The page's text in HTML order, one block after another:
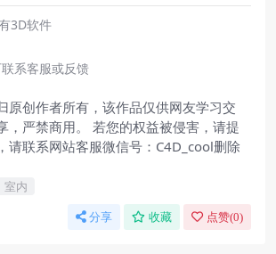
3D软件
系客服或反馈
原创作者所有，该作品仅供网友学习交
，严禁商用。 若您的权益被侵害，请提
请联系网站客服微信号：C4D_cool删除
室内
分享 收藏 点赞(0)